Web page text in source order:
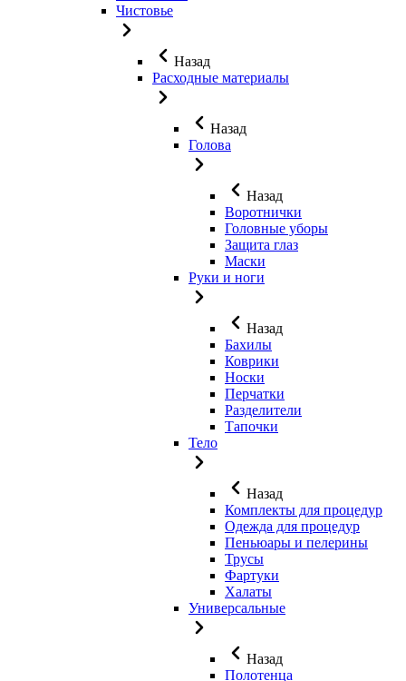
Чистовье
Назад
Расходные материалы
Назад
Голова
Назад
Воротнички
Головные уборы
Защита глаз
Маски
Руки и ноги
Назад
Бахилы
Коврики
Носки
Перчатки
Разделители
Тапочки
Тело
Назад
Комплекты для процедур
Одежда для процедур
Пеньюары и пелерины
Трусы
Фартуки
Халаты
Универсальные
Назад
Полотенца